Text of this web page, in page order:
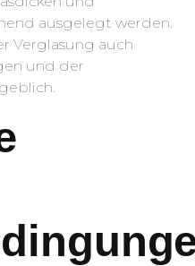
ausgelegt werden.
Verglasung auch
und der